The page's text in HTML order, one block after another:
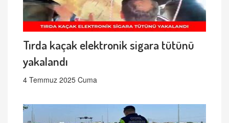
Tırda kaçak elektronik sigara tütünü
yakalandı
4 Temmuz 2025 Cuma